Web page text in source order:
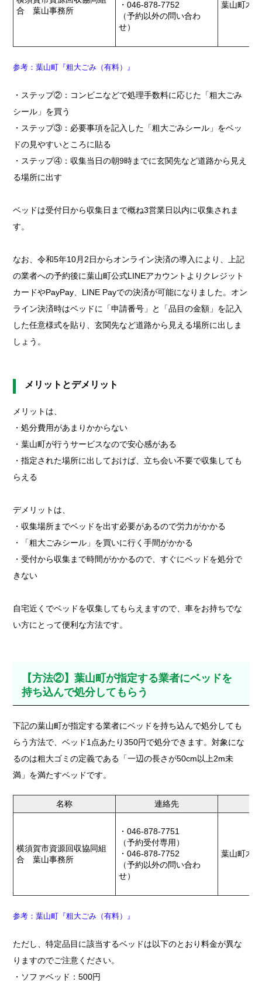
合 葉山事務所
・046-878-7752
（予約以外の問い合わ
せ）
葉山町木
参考：葉山町『粗大ごみ（有料）』
・ステップ②：コンビニなどで処理手数料に応じた「粗大ごみ
シール」を買う
・ステップ③：必要事項を記入した「粗大ごみシール」をベッ
ドの見やすいところに貼る
・ステップ④：収集当日の朝9時までに玄関先など道路から見え
る場所に出す
ベッドは受付日から収集日まで概ね3営業日以内に収集されま
す。
なお、令和5年10月2日からオンライン決済の導入により、上記
の業者への予約後に葉山町公式LINEアカウントよりクレジット
カードやPayPay、LINE Payでの決済が可能になりました。オン
ライン決済時はベッドに「申請番号」と「品目の金額」を記入
した任意様式を貼り、玄関先など道路から見える場所に出しま
しょう。
メリットとデメリット
メリットは、
・処分費用があまりかからない
・葉山町が行うサービスなので安心感がある
・指定された場所に出しておけば、立ち会い不要で収集しても
らえる
デメリットは、
・収集場所までベッドを出す必要があるので労力がかかる
・「粗大ごみシール」を買いに行く手間がかかる
・受付から収集まで時間がかかるので、すぐにベッドを処分で
きない
自宅近くでベッドを収集してもらえますので、車をお持ちでな
い方にとって便利な方法です。
【方法②】葉山町が指定する業者にベッドを
持ち込んで処分してもらう
下記の葉山町が指定する業者にベッドを持ち込んで処分しても
らう方法で、ベッド1点あたり350円で処分できます。対象にな
るのは粗大ゴミの定義である「一辺の長さが50cm以上2m未
満」を満たすベッドです。
名称 連絡先
横須賀市資源回収協同組
合 葉山事務所
・046-878-7751
（予約受付専用）
・046-878-7752
（予約以外の問い合わ
せ）
葉山町木
参考：葉山町『粗大ごみ（有料）』
ただし、特定品目に該当するベッドは以下のとおり料金が異な
りますのでご注意ください。
・ソファベッド：500円